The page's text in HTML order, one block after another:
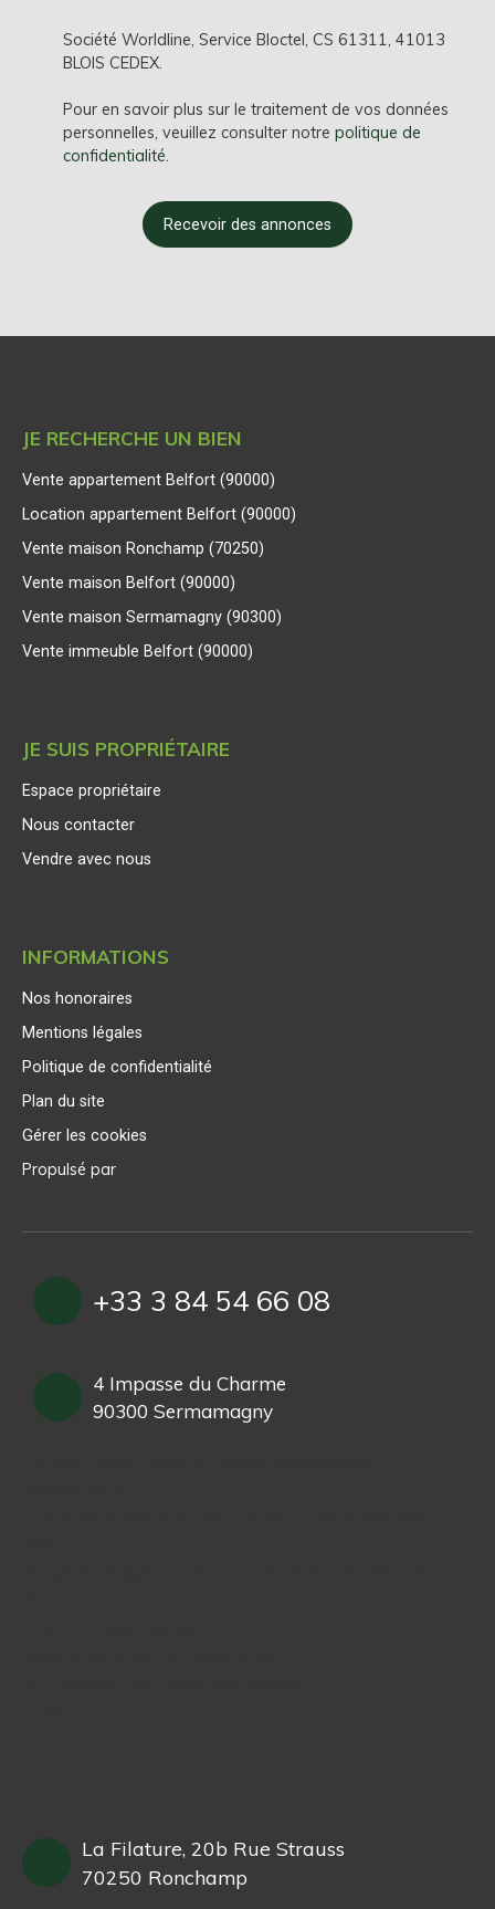
Société Worldline, Service Bloctel, CS 61311, 41013
BLOIS CEDEX.
Pour en savoir plus sur le traitement de vos données
personnelles, veuillez consulter notre politique de
confidentialité.
Recevoir des annonces
JE RECHERCHE UN BIEN
Vente appartement Belfort (90000)
Location appartement Belfort (90000)
Vente maison Ronchamp (70250)
Vente maison Belfort (90000)
Vente maison Sermamagny (90300)
Vente immeuble Belfort (90000)
JE SUIS PROPRIÉTAIRE
Espace propriétaire
Nous contacter
Vendre avec nous
INFORMATIONS
Nos honoraires
Mentions légales
Politique de confidentialité
Plan du site
Gérer les cookies
Propulsé par
+33 3 84 54 66 08
4 Impasse du Charme
90300 Sermamagny
La Filature, 20b Rue Strauss
70250 Ronchamp